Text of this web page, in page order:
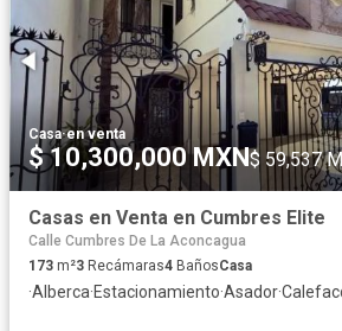
Casa·en venta
$ 10,300,000 MXN$ 59,537
Casas en Venta en Cumbres Elite
Calle Cumbres De La Aconcagua
173 m²3 Recámaras4 BañosCasa
·Alberca·Estacionamiento·Asador·